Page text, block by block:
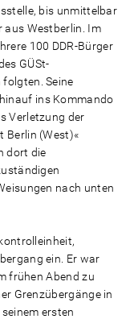
bis unmittelbar
aus Westberlin. Im
100 DDR-Bürger
GÜSt-
Seine
ins Kommando
Verletzung der
Berlin (West)«
dort die
nach unten
ein. Er war
frühen Abend zu
Grenzübergänge in
ersten